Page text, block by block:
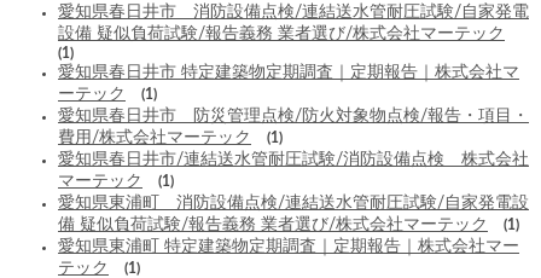
愛知県春日井市 消防設備点検/連結送水管耐圧試験/自家発電
設備 疑似負荷試験/報告義務 業者選び/株式会社マーテック
(1)
愛知県春日井市 特定建築物定期調査｜定期報告｜株式会社マ
ーテック
(1)
愛知県春日井市 防災管理点検/防火対象物点検/報告・項目・
費用/株式会社マーテック
(1)
愛知県春日井市/連結送水管耐圧試験/消防設備点検 株式会社
マーテック
(1)
愛知県東浦町 消防設備点検/連結送水管耐圧試験/自家発電設
備 疑似負荷試験/報告義務 業者選び/株式会社マーテック
(1)
愛知県東浦町 特定建築物定期調査｜定期報告｜株式会社マー
テック
(1)